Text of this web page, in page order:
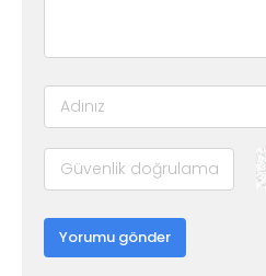
Yorumu gönder